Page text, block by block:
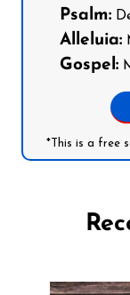
Psalm:
Alleluia:
Gospel:
*This is a free